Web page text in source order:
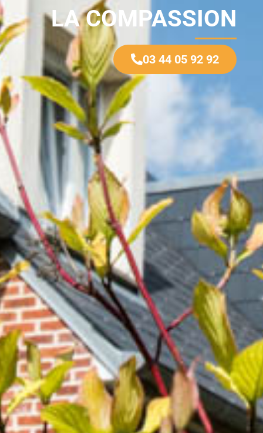
LA COMPASSION
03 44 05 92 92